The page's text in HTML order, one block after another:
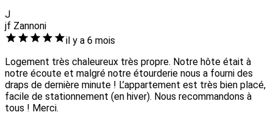
J
jf Zannoni
il y a 6 mois
Logement très chaleureux très propre. Notre hôte était à
notre écoute et malgré notre étourderie nous a fourni des
draps de dernière minute ! L’appartement est très bien placé,
facile de stationnement (en hiver). Nous recommandons à
tous ! Merci.